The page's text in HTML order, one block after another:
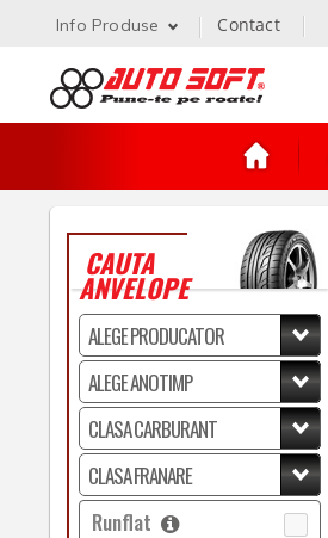
Info Produse Contact
CAUTA
ANVELOPE
Runflat